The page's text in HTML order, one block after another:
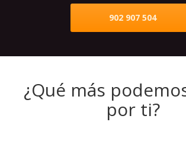
902 907 504
¿Qué más
por ti?